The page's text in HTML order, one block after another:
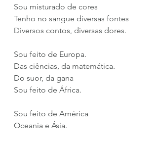
Sou misturado de cores
Tenho no sangue diversas fontes
Diversos contos, diversas dores.
Sou feito de Europa.
Das ciências, da matemática.
Do suor, da gana
Sou feito de África.
Sou feito de América
Oceania e Ásia.